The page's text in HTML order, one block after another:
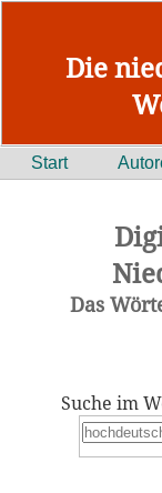
Die
Start
Das
Suche im